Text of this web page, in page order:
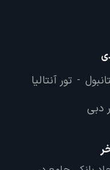
تور آنتالیا
دبی